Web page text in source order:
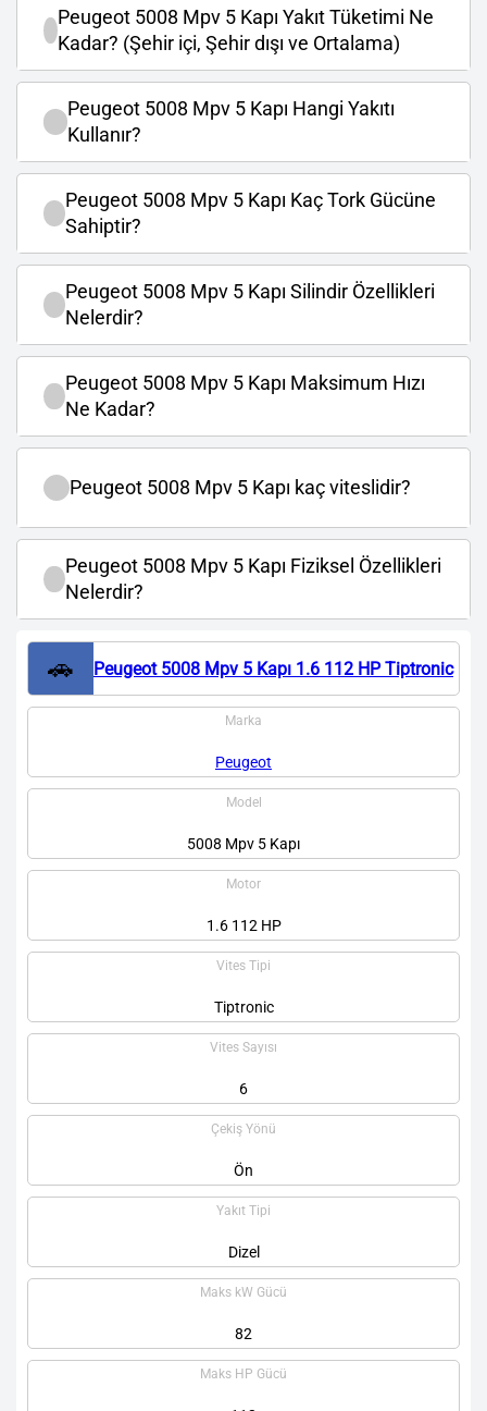
Peugeot 5008 Mpv 5 Kapı Yakıt Tüketimi Ne
Kadar? (Şehir içi, Şehir dışı ve Ortalama)
Peugeot 5008 Mpv 5 Kapı Hangi Yakıtı
Kullanır?
Peugeot 5008 Mpv 5 Kapı Kaç Tork Gücüne
Sahiptir?
Peugeot 5008 Mpv 5 Kapı Silindir Özellikleri
Nelerdir?
Peugeot 5008 Mpv 5 Kapı Maksimum Hızı
Ne Kadar?
Peugeot 5008 Mpv 5 Kapı kaç viteslidir?
Peugeot 5008 Mpv 5 Kapı Fiziksel Özellikleri
Nelerdir?
🚗 Peugeot 5008 Mpv 5 Kapı 1.6 112 HP Tiptronic
Marka
Peugeot
Model
5008 Mpv 5 Kapı
Motor
1.6 112 HP
Vites Tipi
Tiptronic
Vites Sayısı
6
Çekiş Yönü
Ön
Yakıt Tipi
Dizel
Maks kW Gücü
82
Maks HP Gücü